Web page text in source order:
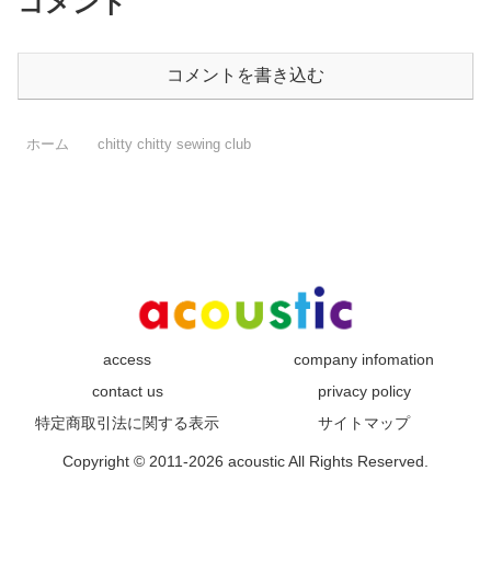
コメントを書き込む
ホーム chitty chitty sewing club
access
company infomation
contact us
privacy policy
特定商取引法に関する表示
サイトマップ
Copyright © 2011-2026 acoustic All Rights Reserved.